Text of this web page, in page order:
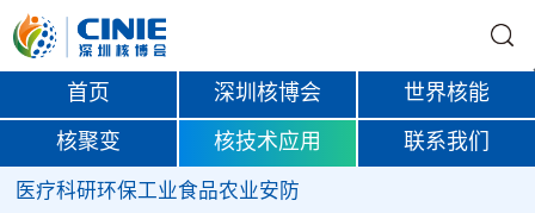
首页 深圳核博会 世界核能
核聚变 核技术应用 联系我们
医疗科研环保工业食品农业安防